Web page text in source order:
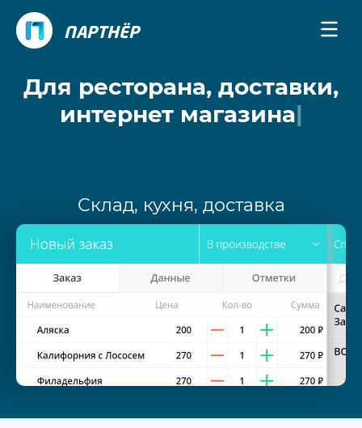
ПАРТНЁР
Для ресторана, доставки,
интернет магазина|
Склад, кухня, доставка